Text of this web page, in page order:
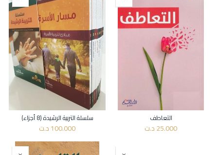
التعاطف
25.000د.ت
سلسلة التربية الرشيدة (8 أجزاء)
100.000د.ت